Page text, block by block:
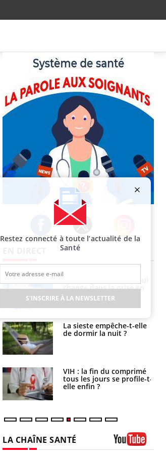
Facebook Twitter Instagram
change dans la prise en
charge des femmes
enceintes
La sieste empêche-t-elle
de dormir la nuit ?
VIH : la fin du comprimé
tous les jours se profile-t-
elle enfin ?
LA CHAÎNE SANTÉ
Restez connecté à toute l’actualité de la
Santé
S'INSCRIRE À LA NEWSLETTER